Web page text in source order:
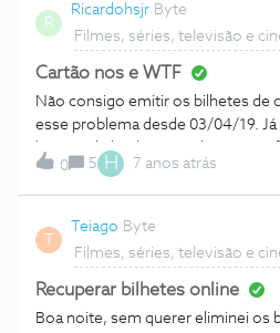
R
Ricardohsjr Byte
Filmes, séries, televisão e
Cartão nos e WTF
Não consigo emitir os bilhetes de
esse problema desde 03/04/19. Já
liguei na linha de apoio da nos e
resolver meu problema. Mando a
indicado e recebo a mensagem de
vai valer a pena. Estou tentando
acesso. Ja liguei inúmeras vezes,
no balcão do cinema e até agora
ninguém!!! Ninguém sabe oq devo
eu esperar 48h e nada. Na área
0 5 H 7 anos atrás
Teiago Byte
Filmes, séries, televisão e
Recuperar bilhetes online
Boa noite, sem querer eliminei os